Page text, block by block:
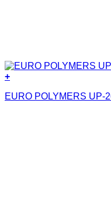
+
EURO POLYMERS UP-